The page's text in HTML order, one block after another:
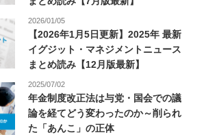
2026/01/05
【2026年1月5日更新】2025年 最新
イグジット・マネジメントニュース
まとめ読み【12月版最新】
2025/07/02
年金制度改正法は与党・国会での議
論を経てどう変わったのか～削られ
た「あんこ」の正体